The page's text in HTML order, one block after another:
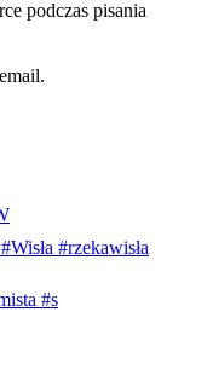
podczas pisania
#s